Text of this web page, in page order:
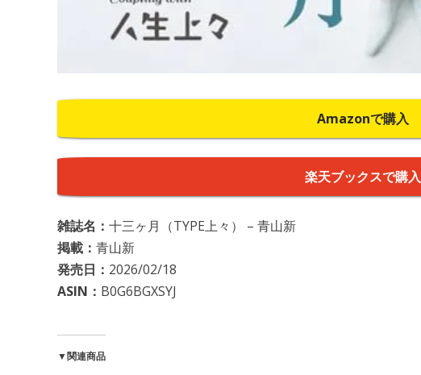
Amazonで購入
楽天ブックスで購入
雑誌名： 十三ヶ月（TYPE上々） – 青山新
掲載： 青山新
発売日： 2026/02/18
ASIN： B0G6BGXSYJ
▼関連商品